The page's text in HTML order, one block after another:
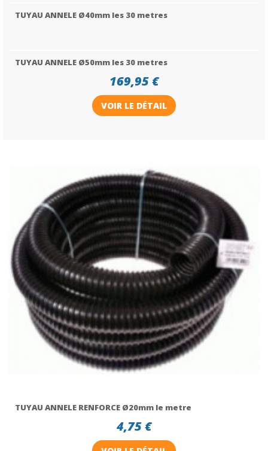
TUYAU ANNELE Ø40mm les 30 metres
TUYAU ANNELE Ø50mm les 30 metres
169,95 €
VOIR LE DÉTAIL
TUYAU ANNELE RENFORCE Ø20mm le metre
4,75 €